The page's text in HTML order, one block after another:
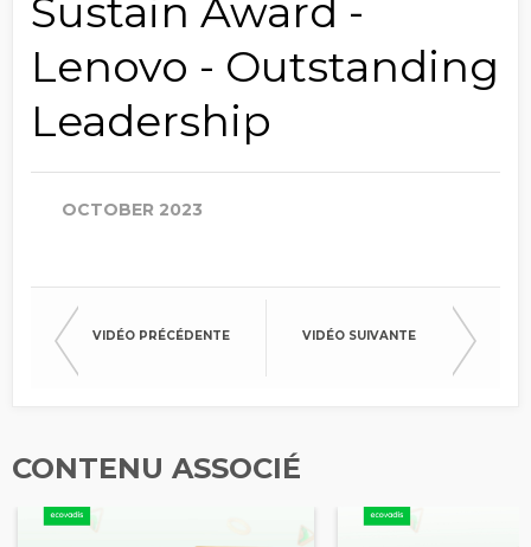
Sustain Award -
Lenovo - Outstanding
Leadership
OCTOBER 2023
VIDÉO PRÉCÉDENTE VIDÉO SUIVANTE
CONTENU ASSOCIÉ